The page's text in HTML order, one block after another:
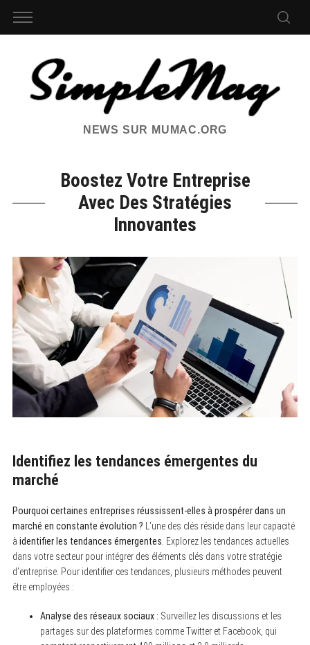
NEWS SUR MUMAC.ORG
Boostez Votre Entreprise
Avec Des Stratégies
Innovantes
Identifiez les tendances émergentes du
marché
Pourquoi certaines entreprises réussissent-elles à prospérer dans un
marché en constante évolution ? L’une des clés réside dans leur capacité
à identifier les tendances émergentes . Explorez les tendances actuelles
dans votre secteur pour intégrer des éléments clés dans votre stratégie
d’entreprise. Pour identifier ces tendances, plusieurs méthodes peuvent
être employées :
Analyse des réseaux sociaux : Surveillez les discussions et les
partages sur des plateformes comme Twitter et Facebook, qui